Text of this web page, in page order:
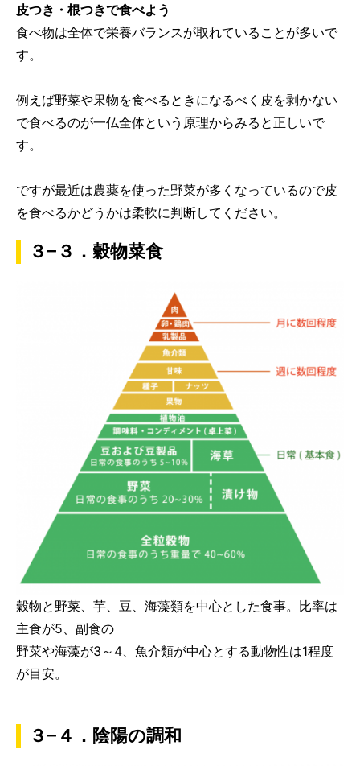
皮つき・根つきで食べよう
食べ物は全体で栄養バランスが取れていることが多いで
す。
例えば野菜や果物を食べるときになるべく皮を剥かない
で食べるのが一仏全体という原理からみると正しいで
す。
ですが最近は農薬を使った野菜が多くなっているので皮
を食べるかどうかは柔軟に判断してください。
３−３．穀物菜食
穀物と野菜、芋、豆、海藻類を中心とした食事。比率は
主食が5、副食の
野菜や海藻が3～4、魚介類が中心とする動物性は1程度
が目安。
３−４．陰陽の調和